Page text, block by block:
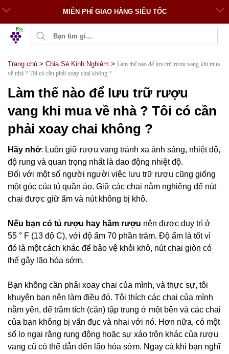
MIỄN PHÍ GIAO HÀNG SIÊU TỐC
Trang chủ > Chia Sẻ Kinh Nghiệm > Làm thế nào để lưu trữ rượu vang khi mua
về nhà ? Tôi có cần phải xoay chai không ?
Làm thế nào để lưu trữ rượu
vang khi mua về nhà ? Tôi có cần
phải xoay chai không ?
Hãy nhớ: Luôn giữ rượu vang tránh xa ánh sáng, nhiệt độ,
độ rung và quan trọng nhất là dao động nhiệt độ.
Đối với một số người người việc lưu trữ rượu cũng giống
một góc của tủ quần áo. Giữ các chai nằm nghiêng để nút
chai được giữ ẩm và nút không bị khô.
Nếu bạn có tủ rượu hay hầm rượu nên được duy trì ở
55 ° F (13 độ C), với độ ẩm 70 phần trăm. Độ ẩm là tốt vì
đó là một cách khác để bảo vệ khỏi khô, nút chai giòn có
thể gây lão hóa sớm.
Bạn không cần phải xoay chai của mình, và thực sự, tôi
khuyên bạn nên làm điều đó. Tôi thích các chai của mình
nằm yên, để trầm tích (cặn) tập trung ở một bên và các chai
của bạn không bị vẩn đục và nhai với nó. Hơn nữa, có một
số lo ngại rằng rung động hoặc sự xáo trộn khác của rượu
vang cũ có thể dẫn đến lão hóa sớm. Ngay cả khi bạn nghĩ